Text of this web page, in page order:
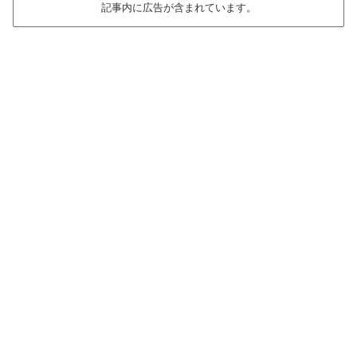
記事内に広告が含まれています。